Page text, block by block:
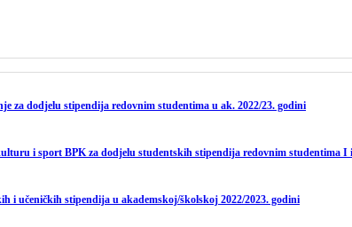
za dodjelu stipendija redovnim studentima u ak. 2022/23. godini
i sport BPK za dodjelu studentskih stipendija redovnim studentima
i učeničkih stipendija u akademskoj/školskoj 2022/2023. godini